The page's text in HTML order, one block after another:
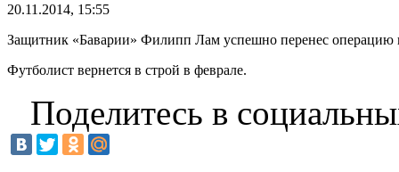
20.11.2014, 15:55
Защитник «Баварии» Филипп Лам успешно перенес операцию
Футболист вернется в строй в феврале.
Поделитесь в